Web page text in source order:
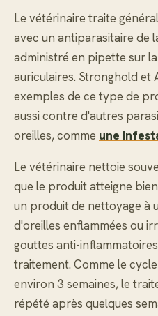
Le vétérinaire traite
avec un antiparasitaire de
administré en pipette sur
auriculaires. Stronghold et
exemples de ce type de
aussi contre d'autres
oreilles, comme une
Le vétérinaire nettoie
que le produit atteigne
un produit de nettoyage à
d'oreilles enflammées ou
gouttes anti-
traitement. Comme le
environ 3 semaines, le
répété après quelques